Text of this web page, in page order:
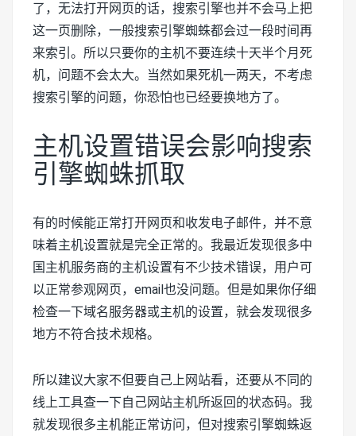
了，无法打开网页的话，搜索引擎也并不会马上把
这一页删除，一般搜索引擎蜘蛛都会过一段时间再
来索引。所以只要你的主机不要连续十天半个月死
机，问题不会太大。当然如果死机一两天，不考虑
搜索引擎的问题，你恐怕也已经要换地方了。
主机设置错误会影响搜索
引擎蜘蛛抓取
有的时候能正常打开网页和收发电子邮件，并不意
味着主机设置就是完全正常的。我最近发现很多中
国主机服务商的主机设置有不少技术错误，用户可
以正常参观网页，email也没问题。但是如果你仔细
检查一下域名服务器或主机的设置，就会发现很多
地方不符合技术规格。
所以建议大家不但要自己上网站看，还要从不同的
线上工具查一下自己网站主机所返回的状态码。我
就发现很多主机能正常访问，但对搜索引擎蜘蛛返